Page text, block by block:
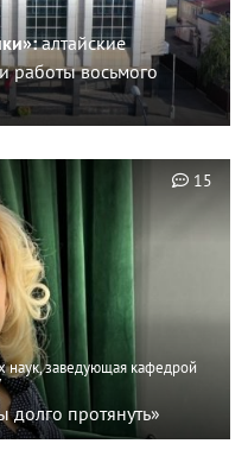
алтайские
работы восьмого
наук, заведующая кафедрой
протянуть»
15